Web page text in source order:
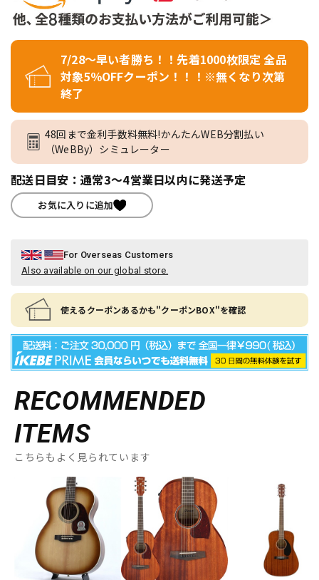
7/28～早い者勝ち！！先着1000枚限定 全品
対象5％OFFクーポン！！！※無くなり次第
終了
48回まで金利手数料無料!かんたんWEB分割払い
（WeBBy）シミュレーター
配送日目安：通常3～4営業日以内に発送予定
お気に入りに追加
For Overseas Customers
Also available on our global store.
使えるクーポンあるかも"クーポンBOX"を確認
RECOMMENDED
ITEMS
こちらもよく見られています